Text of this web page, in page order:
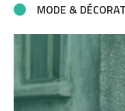
MODE &